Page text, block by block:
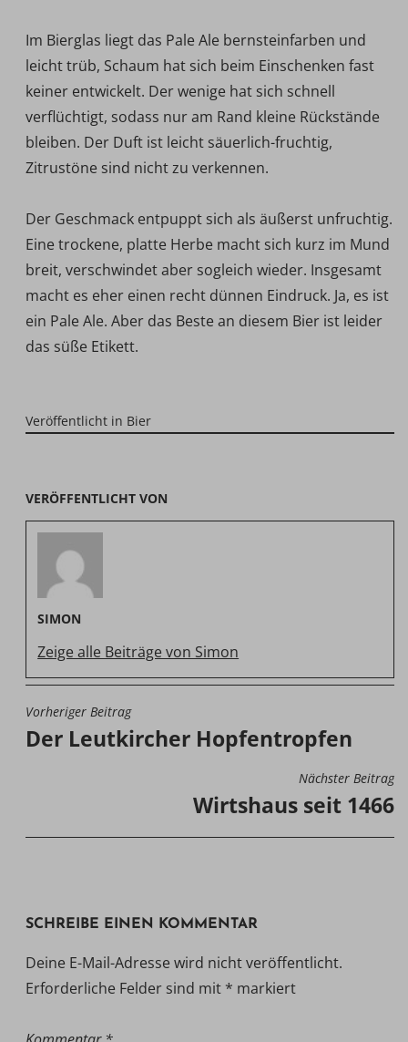
Im Bierglas liegt das Pale Ale bernsteinfarben und
leicht trüb, Schaum hat sich beim Einschenken fast
keiner entwickelt. Der wenige hat sich schnell
verflüchtigt, sodass nur am Rand kleine Rückstände
bleiben. Der Duft ist leicht säuerlich-fruchtig,
Zitrustöne sind nicht zu verkennen.
Der Geschmack entpuppt sich als äußerst unfruchtig.
Eine trockene, platte Herbe macht sich kurz im Mund
breit, verschwindet aber sogleich wieder. Insgesamt
macht es eher einen recht dünnen Eindruck. Ja, es ist
ein Pale Ale. Aber das Beste an diesem Bier ist leider
das süße Etikett.
Veröffentlicht in Bier
VERÖFFENTLICHT VON
SIMON
Zeige alle Beiträge von Simon
BEITRAGSNAVIGATION
Vorheriger Beitrag
Der Leutkircher Hopfentropfen
Nächster Beitrag
Wirtshaus seit 1466
SCHREIBE EINEN KOMMENTAR
Deine E-Mail-Adresse wird nicht veröffentlicht.
Erforderliche Felder sind mit * markiert